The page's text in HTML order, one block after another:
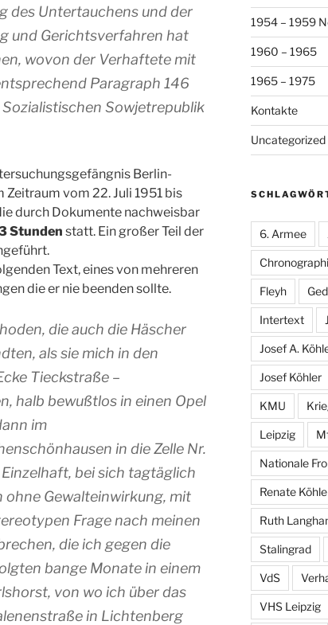
des Untertauchens und der
und Gerichtsverfahren hat
wovon der Verhaftete mit
Paragraph 146
Sowjetrepublik
Berlin-
vom 22. Juli 1951 bis
durch Dokumente nachweisbar
Stunden statt. Ein großer Teil der
Text, eines von mehreren
die er nie beenden sollte.
die auch die Häscher
als sie mich in den
Tieckstraße –
halb bewußtlos in einen Opel
im
in die Zelle Nr.
bei sich tagtäglich
Gewalteinwirkung, mit
Frage nach meinen
die ich gegen die
bange Monate in einem
von wo ich über das
in Lichtenberg
1954 – 1959
1960 – 1965
1965 – 1975
Kontakte
Uncategorized
6. Armee
Fleyh
Intertext
Josef A.
Josef Köhler
KMU
Leipzig
Nationale
Renate
Ruth
Stalingrad
VdS
VHS Leipzig